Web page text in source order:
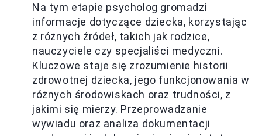
Na tym etapie psycholog gromadzi
informacje dotyczące dziecka, korzystając
z różnych źródeł, takich jak rodzice,
nauczyciele czy specjaliści medyczni.
Kluczowe staje się zrozumienie historii
zdrowotnej dziecka, jego funkcjonowania w
różnych środowiskach oraz trudności, z
jakimi się mierzy. Przeprowadzanie
wywiadu oraz analiza dokumentacji